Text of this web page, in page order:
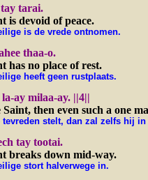
tarai.
is devoid of peace.
is de vrede ontnomen.
thaa-o.
has no place of rest.
heeft geen rustplaats.
ay milaa-ay. ||4||
then even such a one
stelt, dan zal zelfs hij in
tay tootai.
breaks down mid-way.
stort halverwege in.